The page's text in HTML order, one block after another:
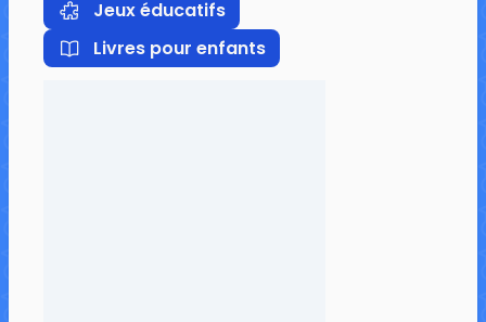
Jeux éducatifs
Livres pour enfants